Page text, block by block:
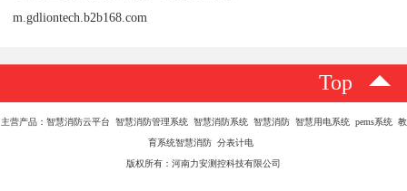
m.gdliontech.b2b168.com
Top
主营产品：智慧消防云平台 智慧消防管理系统 智慧消防系统 智慧消防 智慧用电系统 pems系统 教
育系统智慧消防 分表计电
版权所有：河南力安测控科技有限公司